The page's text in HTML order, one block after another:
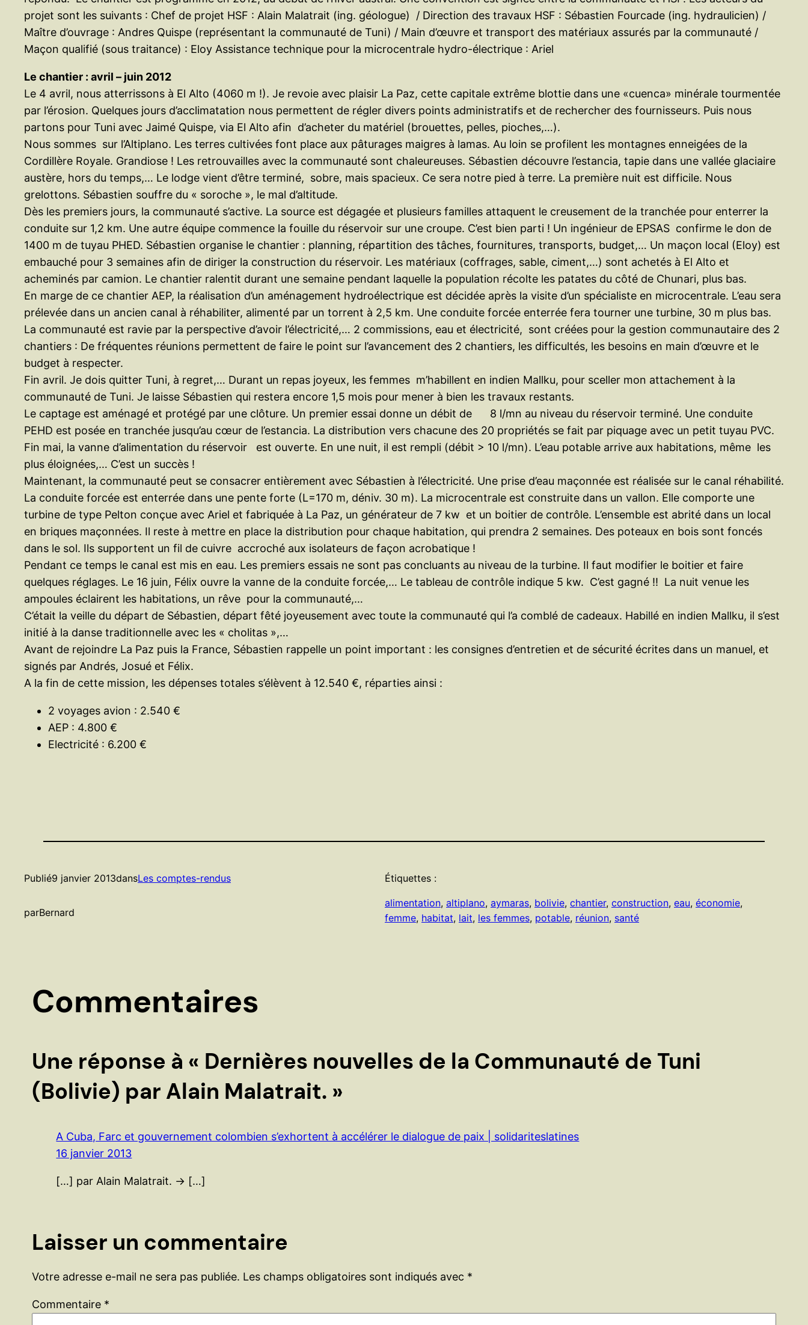
projet sont les suivants : Chef de projet HSF : Alain Malatrait (ing. géologue) / Direction des travaux HSF : Sébastien Fourcade (ing. hydraulicien) /
Maître d’ouvrage : Andres Quispe (représentant la communauté de Tuni) / Main d’œuvre et transport des matériaux assurés par la communauté /
Maçon qualifié (sous traitance) : Eloy Assistance technique pour la microcentrale hydro-électrique : Ariel
Le chantier : avril – juin 2012
Le 4 avril, nous atterrissons à El Alto (4060 m !). Je revoie avec plaisir La Paz, cette capitale extrême blottie dans une «cuenca» minérale tourmentée
par l’érosion. Quelques jours d’acclimatation nous permettent de régler divers points administratifs et de rechercher des fournisseurs. Puis nous
partons pour Tuni avec Jaimé Quispe, via El Alto afin d’acheter du matériel (brouettes, pelles, pioches,…).
Nous sommes sur l’Altiplano. Les terres cultivées font place aux pâturages maigres à lamas. Au loin se profilent les montagnes enneigées de la
Cordillère Royale. Grandiose ! Les retrouvailles avec la communauté sont chaleureuses. Sébastien découvre l’estancia, tapie dans une vallée glaciaire
austère, hors du temps,… Le lodge vient d’être terminé, sobre, mais spacieux. Ce sera notre pied à terre. La première nuit est difficile. Nous
grelottons. Sébastien souffre du « soroche », le mal d’altitude.
Dès les premiers jours, la communauté s’active. La source est dégagée et plusieurs familles attaquent le creusement de la tranchée pour enterrer la
conduite sur 1,2 km. Une autre équipe commence la fouille du réservoir sur une croupe. C’est bien parti ! Un ingénieur de EPSAS confirme le don de
1400 m de tuyau PHED. Sébastien organise le chantier : planning, répartition des tâches, fournitures, transports, budget,… Un maçon local (Eloy) est
embauché pour 3 semaines afin de diriger la construction du réservoir. Les matériaux (coffrages, sable, ciment,…) sont achetés à El Alto et
acheminés par camion. Le chantier ralentit durant une semaine pendant laquelle la population récolte les patates du côté de Chunari, plus bas.
En marge de ce chantier AEP, la réalisation d’un aménagement hydroélectrique est décidée après la visite d’un spécialiste en microcentrale. L’eau sera
prélevée dans un ancien canal à réhabiliter, alimenté par un torrent à 2,5 km. Une conduite forcée enterrée fera tourner une turbine, 30 m plus bas.
La communauté est ravie par la perspective d’avoir l’électricité,… 2 commissions, eau et électricité, sont créées pour la gestion communautaire des 2
chantiers : De fréquentes réunions permettent de faire le point sur l’avancement des 2 chantiers, les difficultés, les besoins en main d’œuvre et le
budget à respecter.
Fin avril. Je dois quitter Tuni, à regret,… Durant un repas joyeux, les femmes m’habillent en indien Mallku, pour sceller mon attachement à la
communauté de Tuni. Je laisse Sébastien qui restera encore 1,5 mois pour mener à bien les travaux restants.
Le captage est aménagé et protégé par une clôture. Un premier essai donne un débit de 8 l/mn au niveau du réservoir terminé. Une conduite
PEHD est posée en tranchée jusqu’au cœur de l’estancia. La distribution vers chacune des 20 propriétés se fait par piquage avec un petit tuyau PVC.
Fin mai, la vanne d’alimentation du réservoir est ouverte. En une nuit, il est rempli (débit > 10 l/mn). L’eau potable arrive aux habitations, même les
plus éloignées,… C’est un succès !
Maintenant, la communauté peut se consacrer entièrement avec Sébastien à l’électricité. Une prise d’eau maçonnée est réalisée sur le canal réhabilité.
La conduite forcée est enterrée dans une pente forte (L=170 m, déniv. 30 m). La microcentrale est construite dans un vallon. Elle comporte une
turbine de type Pelton conçue avec Ariel et fabriquée à La Paz, un générateur de 7 kw et un boitier de contrôle. L’ensemble est abrité dans un local
en briques maçonnées. Il reste à mettre en place la distribution pour chaque habitation, qui prendra 2 semaines. Des poteaux en bois sont foncés
dans le sol. Ils supportent un fil de cuivre accroché aux isolateurs de façon acrobatique !
Pendant ce temps le canal est mis en eau. Les premiers essais ne sont pas concluants au niveau de la turbine. Il faut modifier le boitier et faire
quelques réglages. Le 16 juin, Félix ouvre la vanne de la conduite forcée,… Le tableau de contrôle indique 5 kw. C’est gagné !! La nuit venue les
ampoules éclairent les habitations, un rêve pour la communauté,…
C’était la veille du départ de Sébastien, départ fêté joyeusement avec toute la communauté qui l’a comblé de cadeaux. Habillé en indien Mallku, il s’est
initié à la danse traditionnelle avec les « cholitas »,…
Avant de rejoindre La Paz puis la France, Sébastien rappelle un point important : les consignes d’entretien et de sécurité écrites dans un manuel, et
signés par Andrés, Josué et Félix.
A la fin de cette mission, les dépenses totales s’élèvent à 12.540 €, réparties ainsi :
2 voyages avion : 2.540 €
AEP : 4.800 €
Electricité : 6.200 €
Publié9 janvier 2013dansLes comptes-rendus
parBernard
Étiquettes :
alimentation, altiplano, aymaras, bolivie, chantier, construction, eau, économie
femme, habitat, lait, les femmes, potable, réunion, santé
Commentaires
Une réponse à « Dernières nouvelles de la Communauté de Tuni
(Bolivie) par Alain Malatrait. »
A Cuba, Farc et gouvernement colombien s’exhortent à accélérer le dialogue de paix | solidariteslatines
16 janvier 2013
[…] par Alain Malatrait. → […]
Laisser un commentaire
Votre adresse e-mail ne sera pas publiée. Les champs obligatoires sont indiqués avec *
Commentaire *